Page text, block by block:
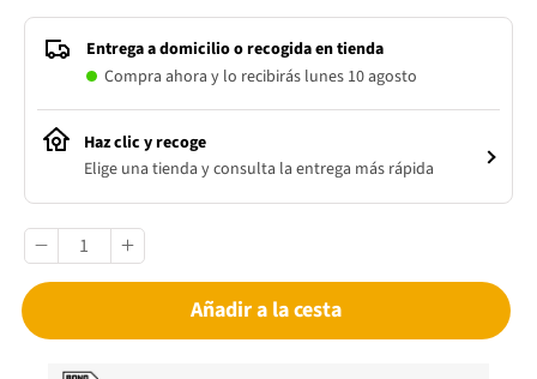
Entrega a domicilio o recogida en tienda
Compra ahora y lo recibirás lunes 10 agosto
Haz clic y recoge
Elige una tienda y consulta la entrega más rápida
Añadir a la cesta